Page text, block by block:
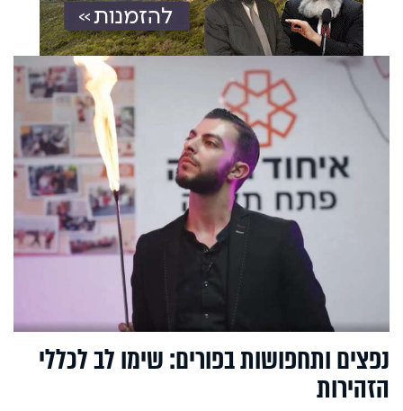
נפצים ותחפושות בפורים: שימו לב לכללי
הזהירות